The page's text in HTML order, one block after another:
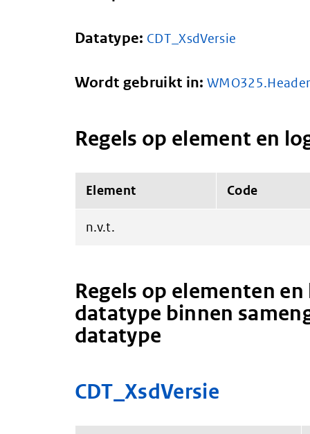
Datatype: CDT_XsdVersie
Wordt gebruikt in:
Regels op element en
Element Code
n.v.t.
Regels op elementen
datatype binnen
datatype
CDT_XsdVersie